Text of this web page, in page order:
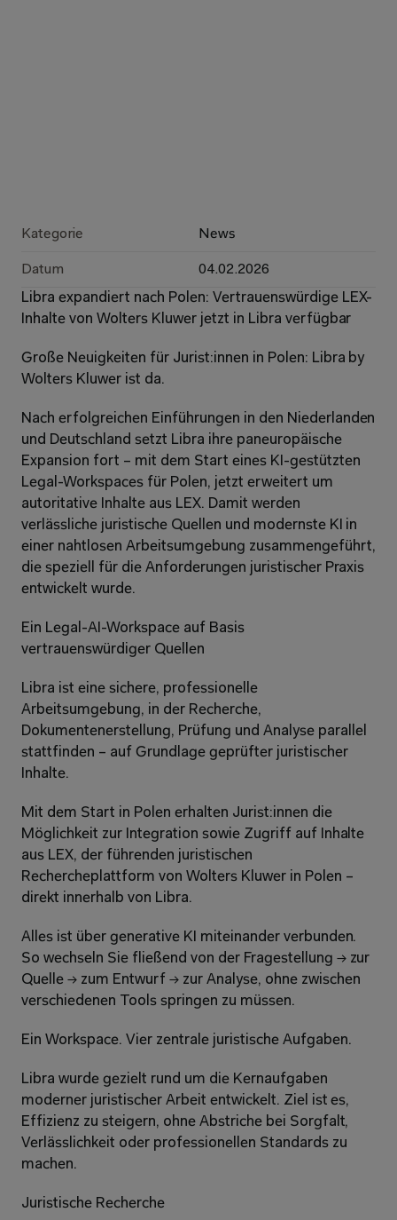
Kategorie News
Datum 04.02.2026
Libra expandiert nach Polen: Vertrauenswürdige LEX-
Inhalte von Wolters Kluwer jetzt in Libra verfügbar
Große Neuigkeiten für Jurist:innen in Polen: Libra by
Wolters Kluwer ist da.
Nach erfolgreichen Einführungen in den Niederlanden
und Deutschland setzt Libra ihre paneuropäische
Expansion fort – mit dem Start eines KI-gestützten
Legal-Workspaces für Polen, jetzt erweitert um
autoritative Inhalte aus LEX. Damit werden
verlässliche juristische Quellen und modernste KI in
einer nahtlosen Arbeitsumgebung zusammengeführt,
die speziell für die Anforderungen juristischer Praxis
entwickelt wurde.
Ein Legal-AI-Workspace auf Basis
vertrauenswürdiger Quellen
Libra ist eine sichere, professionelle
Arbeitsumgebung, in der Recherche,
Dokumentenerstellung, Prüfung und Analyse parallel
stattfinden – auf Grundlage geprüfter juristischer
Inhalte.
Mit dem Start in Polen erhalten Jurist:innen die
Möglichkeit zur Integration sowie Zugriff auf Inhalte
aus LEX, der führenden juristischen
Rechercheplattform von Wolters Kluwer in Polen –
direkt innerhalb von Libra.
Alles ist über generative KI miteinander verbunden.
So wechseln Sie fließend von der Fragestellung → zur
Quelle → zum Entwurf → zur Analyse, ohne zwischen
verschiedenen Tools springen zu müssen.
Ein Workspace. Vier zentrale juristische Aufgaben.
Libra wurde gezielt rund um die Kernaufgaben
moderner juristischer Arbeit entwickelt. Ziel ist es,
Effizienz zu steigern, ohne Abstriche bei Sorgfalt,
Verlässlichkeit oder professionellen Standards zu
machen.
Juristische Recherche